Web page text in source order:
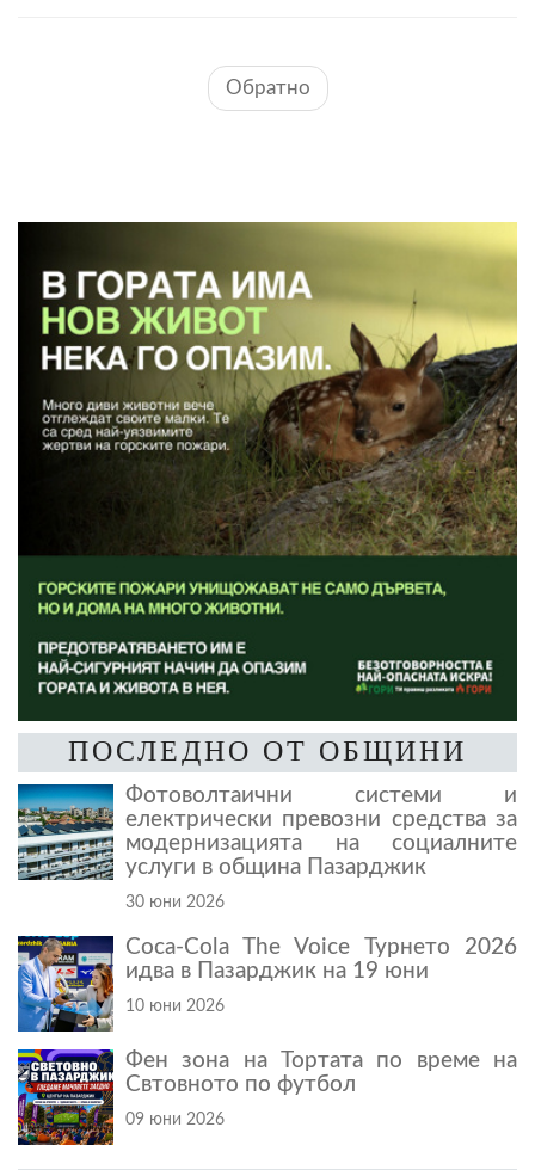
Обратно
ПОСЛЕДНО ОТ ОБЩИНИ
Фотоволтаични системи и
електрически превозни средства за
модернизацията на социалните
услуги в община Пазарджик
30 юни 2026
Coca-Cola The Voice Турнето 2026
идва в Пазарджик на 19 юни
10 юни 2026
Фен зона на Тортата по време на
Свтовното по футбол
09 юни 2026